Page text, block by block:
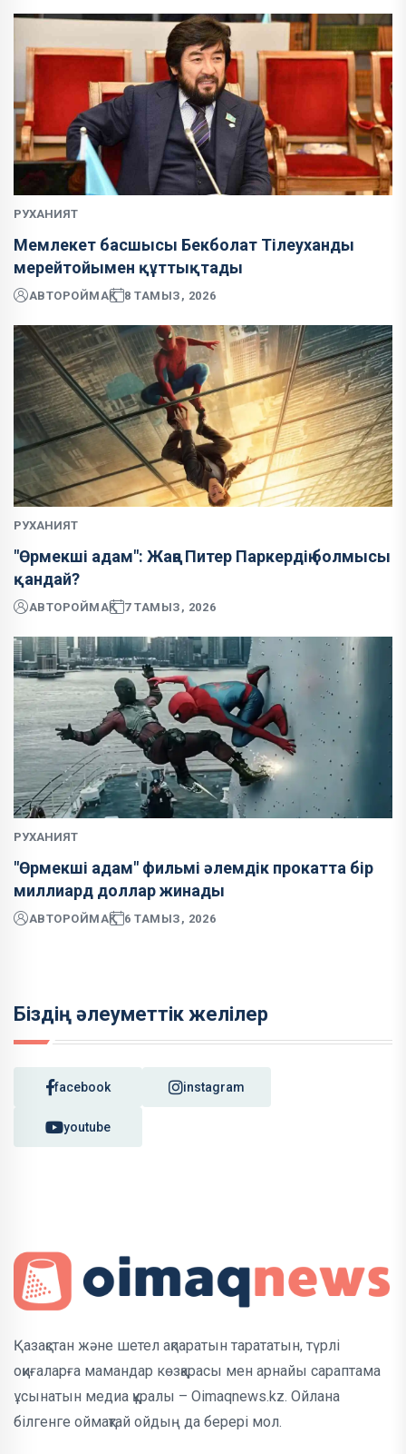
РУХАНИЯТ
Мемлекет басшысы Бекболат Тілеуханды
мерейтойымен құттықтады
АВТОРОЙМАҚ 8 ТАМЫЗ, 2026
РУХАНИЯТ
"Өрмекші адам": Жаңа Питер Паркердің болмысы
қандай?
АВТОРОЙМАҚ 7 ТАМЫЗ, 2026
РУХАНИЯТ
"Өрмекші адам" фильмі әлемдік прокатта бір
миллиард доллар жинады
АВТОРОЙМАҚ 6 ТАМЫЗ, 2026
Біздің әлеуметтік желілер
facebook instagram
youtube
Қазақстан және шетел ақпаратын тарататын, түрлі
оқиғаларға мамандар көзқарасы мен арнайы сараптама
ұсынатын медиа құралы – Oimaqnews.kz. Ойлана
білгенге оймақтай ойдың да берері мол.